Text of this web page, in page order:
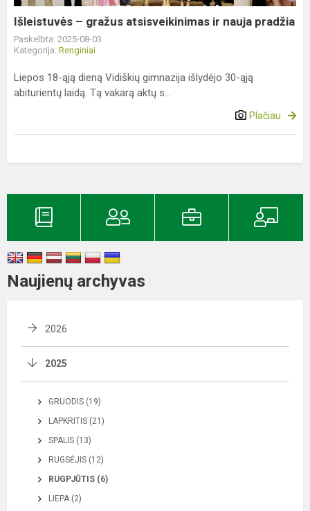
Išleistuvės – gražus atsisveikinimas ir nauja pradžia
Paskelbta: 2025-08-03
Kategorija: Renginiai
Liepos 18-ąją dieną Vidiškių gimnazija išlydėjo 30-ąją
abiturientų laidą. Tą vakarą aktų s...
Plačiau
Naujienų archyvas
2026
2025
GRUODIS (19)
LAPKRITIS (21)
SPALIS (13)
RUGSĖJIS (12)
RUGPJŪTIS (6)
LIEPA (2)